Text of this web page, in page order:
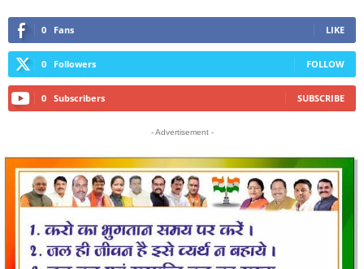
0 Fans LIKE
0 Followers FOLLOW
0 Subscribers SUBSCRIBE
- Advertisement -